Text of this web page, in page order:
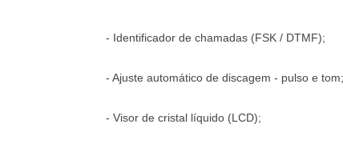
- Identificador de chamadas (FSK / DTMF);
- Ajuste automático de discagem - pulso e tom;
- Visor de cristal líquido (LCD);